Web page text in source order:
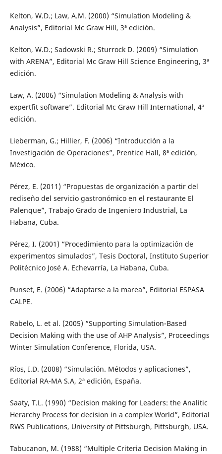
Kelton, W.D.; Law, A.M. (2000) “Simulation Modeling &
Analysis”, Editorial Mc Graw Hill, 3ª edición.
Kelton, W.D.; Sadowski R.; Sturrock D. (2009) “Simulation
with ARENA”, Editorial Mc Graw Hill Science Engineering, 3ª
edición.
Law, A. (2006) “Simulation Modeling & Analysis with
expertfit software”. Editorial Mc Graw Hill International, 4ª
edición.
Lieberman, G.; Hillier, F. (2006) “Introducción a la
Investigación de Operaciones”, Prentice Hall, 8ª edición,
México.
Pérez, E. (2011) “Propuestas de organización a partir del
rediseño del servicio gastronómico en el restaurante El
Palenque”, Trabajo Grado de Ingeniero Industrial, La
Habana, Cuba.
Pérez, I. (2001) “Procedimiento para la optimización de
experimentos simulados”, Tesis Doctoral, Instituto Superior
Politécnico José A. Echevarría, La Habana, Cuba.
Punset, E. (2006) “Adaptarse a la marea”, Editorial ESPASA
CALPE.
Rabelo, L. et al. (2005) “Supporting Simulation-Based
Decision Making with the use of AHP Analysis”, Proceedings
Winter Simulation Conference, Florida, USA.
Ríos, I.D. (2008) “Simulación. Métodos y aplicaciones”,
Editorial RA-MA S.A, 2ª edición, España.
Saaty, T.L. (1990) “Decision making for Leaders: the Analitic
Herarchy Process for decision in a complex World”, Editorial
RWS Publications, University of Pittsburgh, Pittsburgh, USA.
Tabucanon, M. (1988) “Multiple Criteria Decision Making in